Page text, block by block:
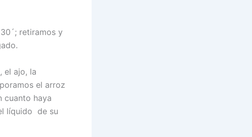
retiramos y
el ajo, la
el arroz
cuanto haya
líquido de su